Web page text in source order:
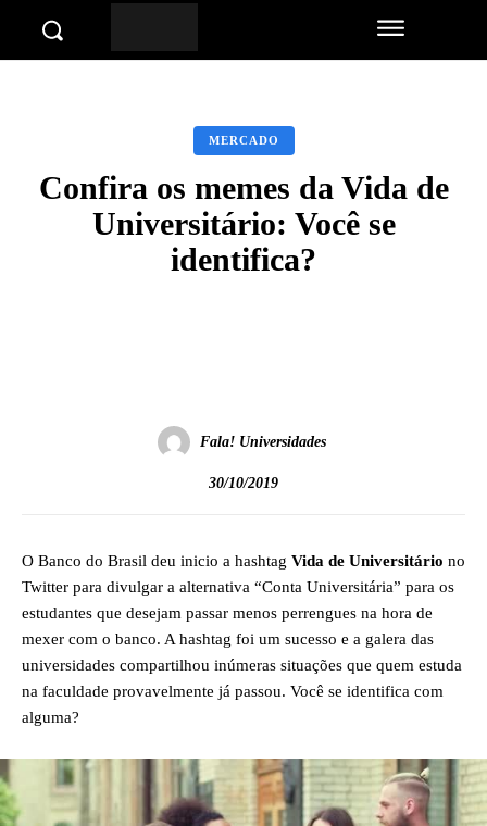
MERCADO
Confira os memes da Vida de
Universitário: Você se
identifica?
Fala! Universidades
30/10/2019
O Banco do Brasil deu inicio a hashtag Vida de Universitário no
Twitter para divulgar a alternativa “Conta Universitária” para os
estudantes que desejam passar menos perrengues na hora de
mexer com o banco. A hashtag foi um sucesso e a galera das
universidades compartilhou inúmeras situações que quem estuda
na faculdade provavelmente já passou. Você se identifica com
alguma?